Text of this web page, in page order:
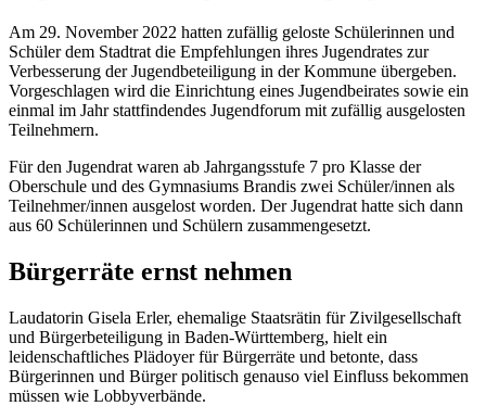
Am 29. November 2022 hatten zufällig geloste Schülerinnen und
Schüler dem Stadtrat die Empfehlungen ihres Jugendrates zur
Verbesserung der Jugendbeteiligung in der Kommune übergeben.
Vorgeschlagen wird die Einrichtung eines Jugendbeirates sowie ein
einmal im Jahr stattfindendes Jugendforum mit zufällig ausgelosten
Teilnehmern.
Für den Jugendrat waren ab Jahrgangsstufe 7 pro Klasse der
Oberschule und des Gymnasiums Brandis zwei Schüler/innen als
Teilnehmer/innen ausgelost worden. Der Jugendrat hatte sich dann
aus 60 Schülerinnen und Schülern zusammengesetzt.
Bürgerräte ernst nehmen
Laudatorin Gisela Erler, ehemalige Staatsrätin für Zivilgesellschaft
und Bürgerbeteiligung in Baden-Württemberg, hielt ein
leidenschaftliches Plädoyer für Bürgerräte und betonte, dass
Bürgerinnen und Bürger politisch genauso viel Einfluss bekommen
müssen wie Lobbyverbände.